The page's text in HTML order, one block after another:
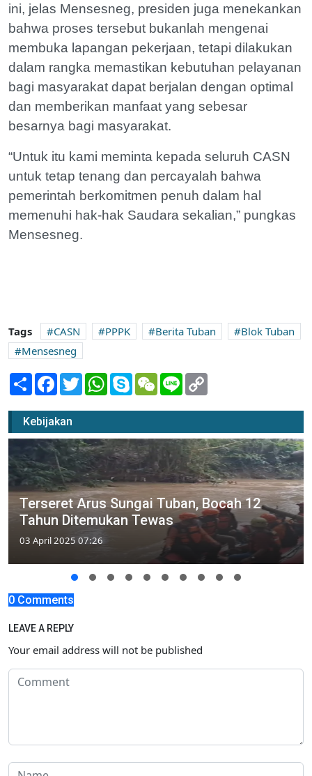
ini, jelas Mensesneg, presiden juga menekankan
bahwa proses tersebut bukanlah mengenai
membuka lapangan pekerjaan, tetapi dilakukan
dalam rangka memastikan kebutuhan pelayanan
bagi masyarakat dapat berjalan dengan optimal
dan memberikan manfaat yang sebesar
besarnya bagi masyarakat.
“Untuk itu kami meminta kepada seluruh CASN
untuk tetap tenang dan percayalah bahwa
pemerintah berkomitmen penuh dalam hal
memenuhi hak-hak Saudara sekalian,” pungkas
Mensesneg.
Tags CASN PPPK Berita Tuban
Blok Tuban
Mensesneg
Share Facebook
TwitterWhatsApp
SkypeWeChatLine
Kebijakan
Terseret Arus Sungai Tuban, Bocah 12
Tahun Ditemukan Tewas
03 April 2025 07:26
0 Comments
LEAVE A REPLY
Your email address will not be published